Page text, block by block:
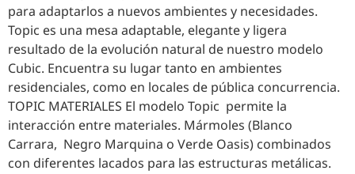
para adaptarlos a nuevos ambientes y necesidades.
Topic es una mesa adaptable, elegante y ligera
resultado de la evolución natural de nuestro modelo
Cubic. Encuentra su lugar tanto en ambientes
residenciales, como en locales de pública concurrencia.
TOPIC MATERIALES El modelo Topic permite la
interacción entre materiales. Mármoles (Blanco
Carrara, Negro Marquina o Verde Oasis) combinados
con diferentes lacados para las estructuras metálicas.